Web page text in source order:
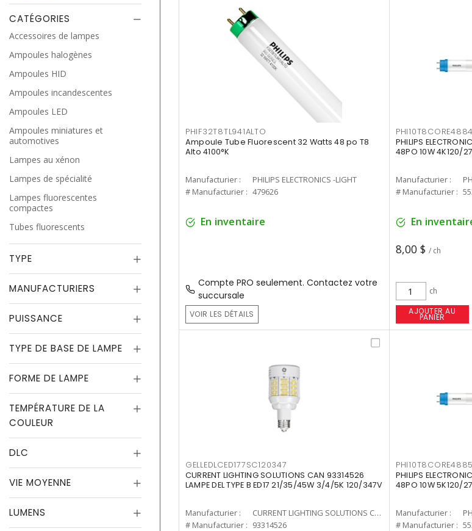
CATÉGORIES
Accessoires de lampes
Ampoules halogènes
Ampoules HID
Ampoules incandescentes
Ampoules LED
Ampoules miniatures et
automotives
Lampes au xénon
Lampes de spécialité
Lampes fluorescentes
compactes
Tubes fluorescents
TYPE
MANUFACTURIERS
PUISSANCE
TYPE DE BASE DE LAMPE
FORME DE LAMPE
TEMPÉRATURE DE LA
COULEUR
DLC
VIE MOYENNE
LUMENS
PHIF32T8TL941ALTO
Ampoule Tube Fluorescent 32 Watts 48 po T8
Alto 4100°K
Manufacturier :
PHILIPS ELECTRONICS -LIGHT
# Manufacturier : 479626
En inventaire
Compte PRO seulement. Contactez votre
succursale
VOIR LES DÉTAILS
PHILIPS
48PO 10W 4K120/
Manufacturier :
# Manufacturier :
En
8,00 $ / ch
ch
AJOUTER AU
PANIER
GELLEDLCED177SC120347
CURRENT LIGHTING SOLUTIONS CAN 93314526
LAMPE DEL TYPE B ED17 21/35/45W 3/4/5K 120/347V
Manufacturier :
CURRENT LIGHTING SOLUTIONS CAN
# Manufacturier : 93314526
PHILIPS
48PO 10W 5K120/
Manufacturier :
# Manufacturier :